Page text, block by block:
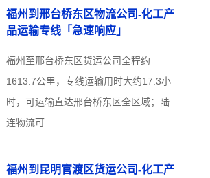
福州到邢台桥东区物流公司-化工产
品运输专线「急速响应」
福州至邢台桥东区货运公司全程约
1613.7公里，专线运输用时大约17.3小
时，可运输直达邢台桥东区全区域；陆
连物流可
福州到昆明官渡区货运公司-化工产